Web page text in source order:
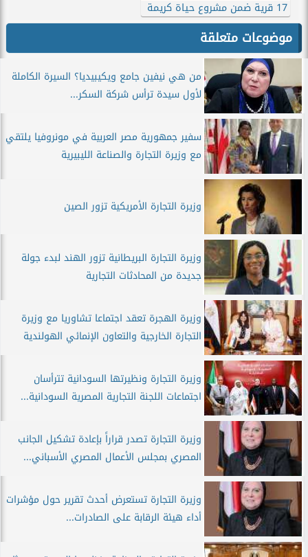
17 قرية ضمن مشروع حياة كريمة
موضوعات متعلقة
من هي نيفين جامع ويكيبيديا؟ السيرة الكاملة
لأول سيدة ترأس شركة السكر...
سفير جمهورية مصر العربية في مونروفيا يلتقي
مع وزيرة التجارة والصناعة الليبيرية
وزيرة التجارة الأمريكية تزور الصين
وزيرة التجارة البريطانية تزور الهند لبدء جولة
جديدة من المحادثات التجارية
وزيرة الهجرة تعقد اجتماعا تشاوريا مع وزيرة
التجارة الخارجية والتعاون الإنمائي الهولندية
وزيرة التجارة ونظيرتها السودانية تترأسان
اجتماعات اللجنة التجارية المصرية السودانية...
وزيرة التجارة تصدر قراراً بإعادة تشكيل الجانب
المصري بمجلس الأعمال المصري الأسباني...
وزيرة التجارة تستعرض أحدث تقرير حول مؤشرات
أداء هيئة الرقابة على الصادرات...